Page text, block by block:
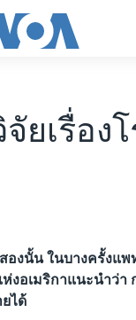
ยเรื่อง
งนั้น ในบางครั้งแ
งอเมริกาแนะนำว่
ได้